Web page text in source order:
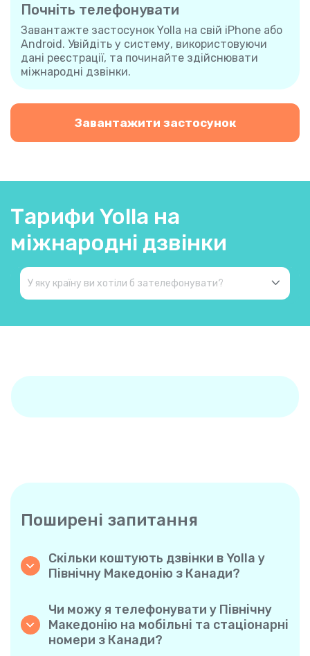
Почніть телефонувати
Завантажте застосунок Yolla на свій iPhone або
Android. Увійдіть у систему, використовуючи
дані реєстрації, та починайте здійснювати
міжнародні дзвінки.
Завантажити застосунок
Тарифи Yolla на
міжнародні дзвінки
Поширені запитання
Скільки коштують дзвінки в Yolla у
Північну Македонію з Канади?
на дзвінки у Північну Македонію. Просто
ознайомтеся з актуальними тарифами у
застосунку — жодних прихованих комісій,
жодних несподіванок.
Чи можу я телефонувати у Північну
Македонію на мобільні та стаціонарні
номери з Канади?